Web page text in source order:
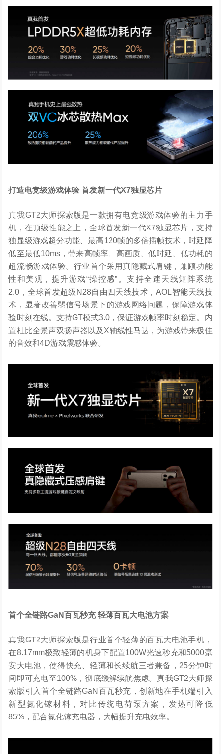
打造电竞级游戏体验 首发新一代X7独显芯片
真我GT2大师探索版是一款拥有电竞级游戏体验的主力手
机，在顶级性能之上，全球首发新一代X7独显芯片，支持
独显级游戏超分功能、最高120帧的多倍插帧技术，时延降
低至最低10ms，带来高帧率、高画质、低时延、低功耗的
超流畅游戏体验。行业首个采用真隐藏式肩键，兼顾功能
性和美观，提升游戏“操控感”。支持全速天线矩阵系统
2.0，全球首发超级N28自由四天线技术，AOL智能天线技
术，显著改善弱信号场景下的游戏网络问题，保障游戏体
验时刻在线。支持GT模式3.0，保证游戏帧率时刻稳定。内
置杜比全景声双扬声器以及X轴线性马达，为游戏带来极佳
的音效和4D游戏震感体验。
首个全链路GaN百瓦秒充 轻薄百瓦大电池方案
真我GT2大师探索版是行业首个轻薄的百瓦大电池手机，
在8.17mm极致轻薄的机身下配置100W光速秒充和5000毫
安大电池，使得快充、轻薄和长续航三者兼备，25分钟时
间即可充电至100%，彻底缓解续航焦虑。真我GT2大师探
索版引入首个全链路GaN百瓦秒充，创新地在手机端引入
新型氮化镓材料，对比传统电荷泵方案，发热可降低
85%，配合氮化镓充电器，大幅提升充电效率。